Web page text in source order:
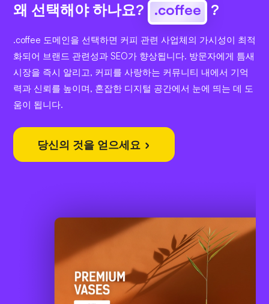
왜 선택해야 하나요? .coffee ?
.coffee 도메인을 선택하면 커피 관련 사업체의 가시성이 최적
화되어 브랜드 관련성과 SEO가 향상됩니다. 방문자에게 틈새
시장을 즉시 알리고, 커피를 사랑하는 커뮤니티 내에서 기억
력과 신뢰를 높이며, 혼잡한 디지털 공간에서 눈에 띄는 데 도
움이 됩니다.
당신의 것을 얻으세요